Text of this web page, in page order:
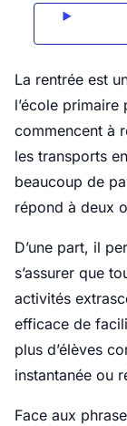
La rentrée est
l’école primaire
commencent à
les transports
beaucoup de
répond à deux
D’une part, il
s’assurer que
activités
efficace de
plus d’élèves
instantanée ou
Face aux